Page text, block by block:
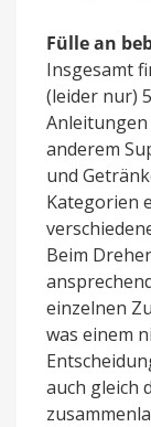
Fülle an
Insgesamt
(leider nur)
anderem
und
Kategorien
Beim
einzelnen
was einem
auch gleich